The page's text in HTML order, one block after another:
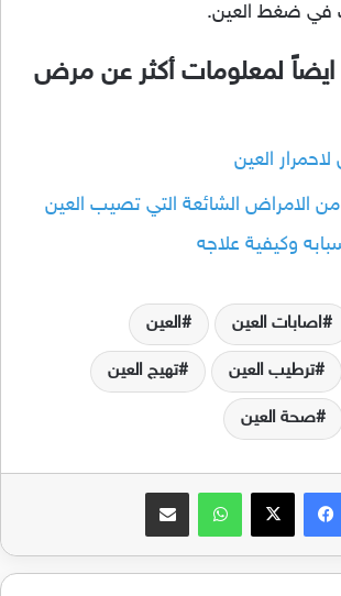
في ضغط العين.
لمعلومات أكثر عن مرض
العين
الامراض الشائعة التي تصيب العين
وكيفية علاجه
اصابات العين العين
ترطيب العين تهيج العين
صحة العين
فيسبوك‫X واتساب مشاركة عبر البريد